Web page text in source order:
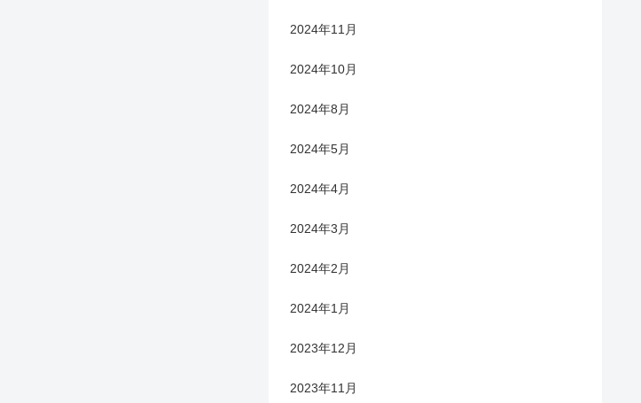
2024年11月
2024年10月
2024年8月
2024年5月
2024年4月
2024年3月
2024年2月
2024年1月
2023年12月
2023年11月